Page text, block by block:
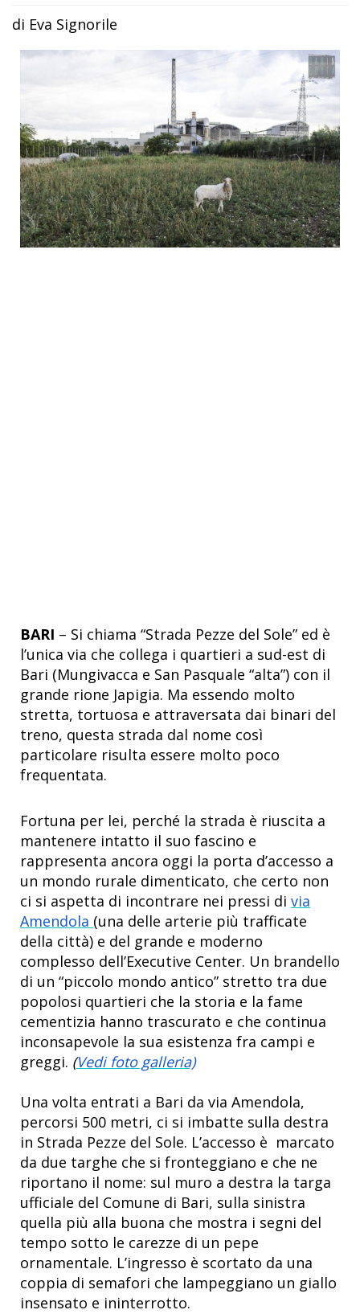
di Eva Signorile
BARI – Si chiama “Strada Pezze del Sole” ed è
l’unica via che collega i quartieri a sud-est di
Bari (Mungivacca e San Pasquale “alta”) con il
grande rione Japigia. Ma essendo molto
stretta, tortuosa e attraversata dai binari del
treno, questa strada dal nome così
particolare risulta essere molto poco
frequentata.
Fortuna per lei, perché la strada è riuscita a
mantenere intatto il suo fascino e
rappresenta ancora oggi la porta d’accesso a
un mondo rurale dimenticato, che certo non
ci si aspetta di incontrare nei pressi di via
Amendola (una delle arterie più trafficate
della città) e del grande e moderno
complesso dell’Executive Center. Un brandello
di un “piccolo mondo antico” stretto tra due
popolosi quartieri che la storia e la fame
cementizia hanno trascurato e che continua
inconsapevole la sua esistenza fra campi e
greggi. (Vedi foto galleria)
Una volta entrati a Bari da via Amendola,
percorsi 500 metri, ci si imbatte sulla destra
in Strada Pezze del Sole. L’accesso è marcato
da due targhe che si fronteggiano e che ne
riportano il nome: sul muro a destra la targa
ufficiale del Comune di Bari, sulla sinistra
quella più alla buona che mostra i segni del
tempo sotto le carezze di un pepe
ornamentale. L’ingresso è scortato da una
coppia di semafori che lampeggiano un giallo
insensato e ininterrotto.